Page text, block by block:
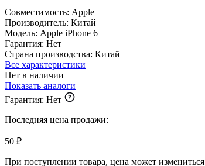
Совместимость: Apple
Производитель: Китай
Модель: Apple iPhone 6
Гарантия: Нет
Страна производства: Китай
Все характеристики
Нет в наличии
Показать аналоги
Гарантия: Нет
Последняя цена продажи:
50 ₽
При поступлении товара, цена может измениться